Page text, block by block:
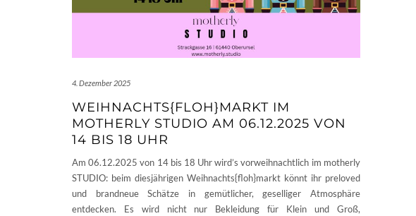
4. Dezember 2025
WEIHNACHTS{FLOH}MARKT IM
MOTHERLY STUDIO AM 06.12.2025 VON
14 BIS 18 UHR
Am 06.12.2025 von 14 bis 18 Uhr wird’s vorweihnachtlich im motherly
STUDIO: beim diesjährigen Weihnachts{floh}markt könnt ihr preloved
und brandneue Schätze in gemütlicher, geselliger Atmosphäre
entdecken. Es wird nicht nur Bekleidung für Klein und Groß,